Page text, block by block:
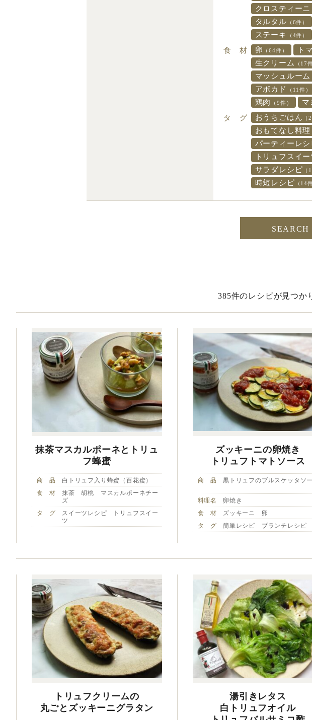
クロスティーニ
タルタル （6件）
ステーキ （4件）
食 材 卵 （64件） ト
生クリーム （17
マッシュルーム
アボカド （11件）
鶏肉 （9件） マ
タ グ おうちごはん （
おもてなし料理
パーティーレシ
トリュフスイー
サラダレシピ （
時短レシピ （14
385件のレシピが見つか
抹茶マスカルポーネとトリュ
フ蜂蜜
商 品
白トリュフ入り蜂蜜（百花蜜）
食 材
抹茶 胡桃 マスカルポーネチー
ズ
タ グ
スイーツレシピ トリュフスイー
ツ
ズッキーニの卵焼き
トリュフトマトソース
商 品 黒トリュフのブルスケッタソ
料理名
卵焼き
食 材
ズッキーニ 卵
タ グ
簡単レシピ ブランチレシピ
トリュフクリームの
丸ごとズッキーニグラタン
湯引きレタス
白トリュフオイル